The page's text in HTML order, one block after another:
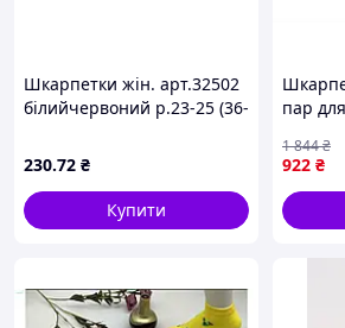
Шкарпетки жін. арт.32502
білийчервоний р.23-25 (36-
230.72 ₴
Купити
пар
922 ₴
1 844₴